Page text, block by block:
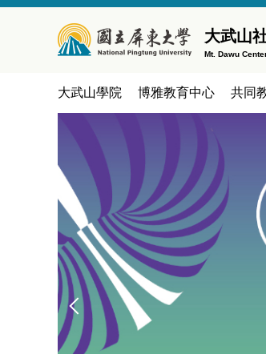
大武山
Mt. Dawu
大武山學院 博雅教育中心 共同